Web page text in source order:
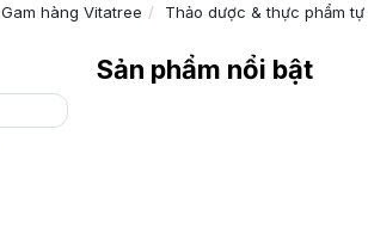
Gam hàng Vitatree Thảo dược & thực phẩm tự
Sản phẩm nổi bật